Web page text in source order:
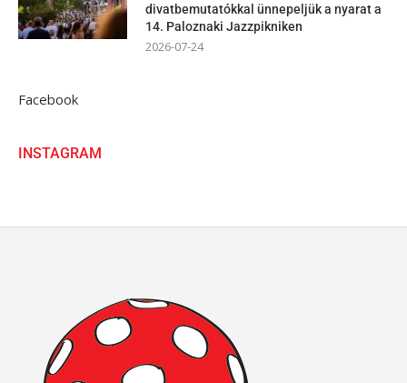
divatbemutatókkal ünnepeljük a nyarat a
14. Paloznaki Jazzpikniken
2026-07-24
Facebook
INSTAGRAM